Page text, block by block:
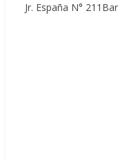
Jr. España N°